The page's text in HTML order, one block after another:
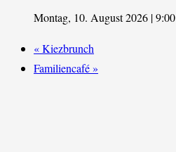
Montag, 10. August 2026 | 9:00
«Kiezbrunch
Familiencafé»